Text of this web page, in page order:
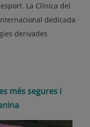
La Clínica del
dedicada
derivades
més segures i